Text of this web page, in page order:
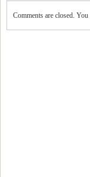
Comments are closed.